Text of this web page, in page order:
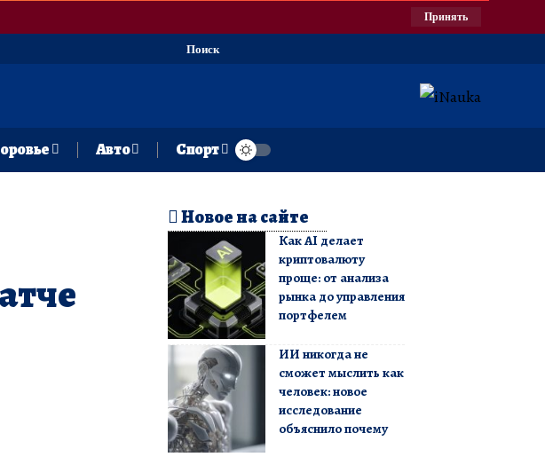
Принять
Поиск
Авто Спорт
Новое на сайте
Как AI делает
криптовалюту
проще: от анализа
рынка до управления
портфелем
ИИ никогда не
сможет мыслить как
человек: новое
исследование
объяснило почему